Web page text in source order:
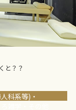
と？？
科系等)